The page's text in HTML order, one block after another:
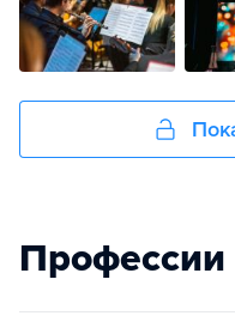
Профессии